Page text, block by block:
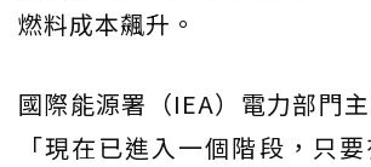
燃料成本飆升。
國際能源署（IEA）電力部門
「現在已進入一個階段，只